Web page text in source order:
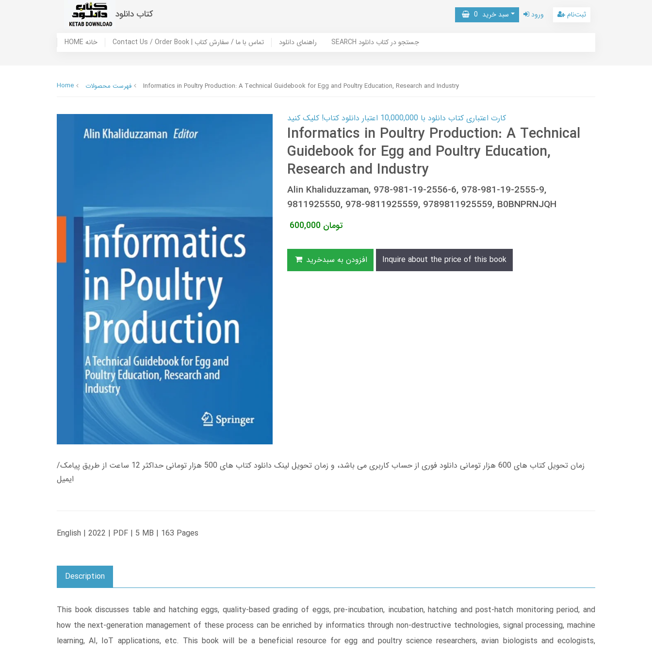
کتاب دانلود سبد خرید 0 ورود ثبت‌نام
HOME خانه Contact Us / Order Book | تماس با ما / سفارش کتاب راهنمای دانلود SEARCH جستجو در کتاب دانلود
Home فهرست محصولات Informatics in Poultry Production: A Technical Guidebook for Egg and Poultry Education, Research and Industry
کارت اعتباری کتاب دانلود با 10,000,000 اعتبار دانلود کتاب! کلیک کنید
Informatics in Poultry Production: A Technical
Guidebook for Egg and Poultry Education,
Research and Industry
Alin Khaliduzzaman, 978-981-19-2556-6, 978-981-19-2555-9,
9811925550, 978-9811925559, 9789811925559, B0BNPRNJQH
600,000 تومان
افزودن به سبدخرید Inquire about the price of this book
زمان تحویل کتاب های 600 هزار تومانی دانلود فوری از حساب کاربری می باشد، و زمان تحویل لینک دانلود کتاب های 500 هزار تومانی حداکثر 12 ساعت از طریق پیامک/
ایمیل
English | 2022 | PDF | 5 MB | 163 Pages
Description
This book discusses table and hatching eggs, quality-based grading of eggs, pre-incubation, incubation, hatching and post-hatch monitoring period, and
how the next-generation management of these process can be enriched by informatics through non-destructive technologies, signal processing, machine
learning, AI, IoT applications, etc. This book will be a beneficial resource for egg and poultry science researchers, avian biologists and ecologists,